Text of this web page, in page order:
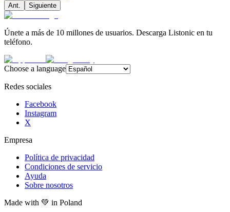
Ant. Siguiente
Únete a más de 10 millones de usuarios. Descarga Listonic en tu
teléfono.
Choose a language
Redes sociales
Facebook
Instagram
X
Empresa
Política de privacidad
Condiciones de servicio
Ayuda
Sobre nosotros
Made with 💚 in Poland